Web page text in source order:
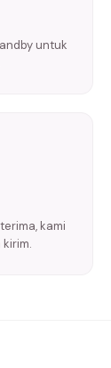
untuk
kami